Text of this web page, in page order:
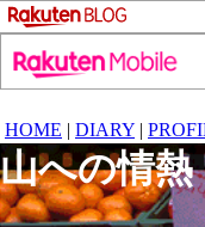
HOME | DIARY |
山への情